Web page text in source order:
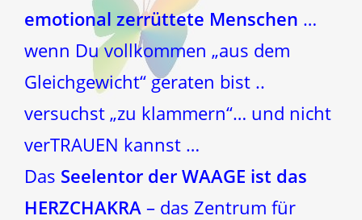
emotional zerrüttete Menschen …
wenn Du vollkommen „aus dem
Gleichgewicht“ geraten bist ..
versuchst „zu klammern“… und nicht
verTRAUEN kannst …
Das Seelentor der WAAGE ist das
HERZCHAKRA – das Zentrum für